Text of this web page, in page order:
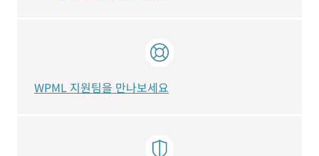
WPML 지원팀을 만나보세요